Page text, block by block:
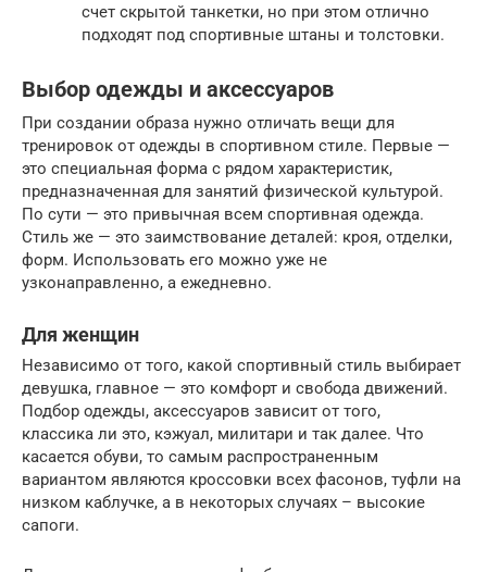
счет скрытой танкетки, но при этом отлично
подходят под спортивные штаны и толстовки.
Выбор одежды и аксессуаров
При создании образа нужно отличать вещи для
тренировок от одежды в спортивном стиле. Первые —
это специальная форма с рядом характеристик,
предназначенная для занятий физической культурой.
По сути — это привычная всем спортивная одежда.
Стиль же — это заимствование деталей: кроя, отделки,
форм. Использовать его можно уже не
узконаправленно, а ежедневно.
Для женщин
Независимо от того, какой спортивный стиль выбирает
девушка, главное — это комфорт и свобода движений.
Подбор одежды, аксессуаров зависит от того,
классика ли это, кэжуал, милитари и так далее. Что
касается обуви, то самым распространенным
вариантом являются кроссовки всех фасонов, туфли на
низком каблучке, а в некоторых случаях – высокие
сапоги.